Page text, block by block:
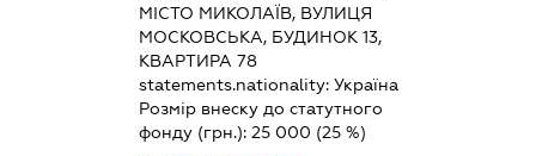
МІСТО МИКОЛАЇВ, ВУЛИЦЯ
МОСКОВСЬКА, БУДИНОК 13,
КВАРТИРА 78
statements.nationality:Україна
Розмір внеску до статутного
фонду (грн.):25 000 (25 %)